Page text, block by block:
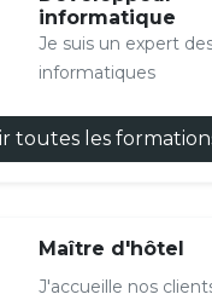
informatique
Je suis un expert
informatiques
toutes les
Maître d'hôtel
J'accueille nos